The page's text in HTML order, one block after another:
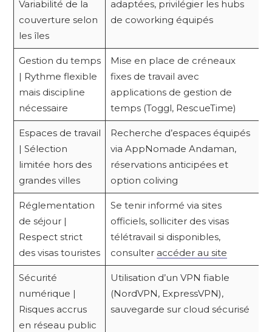
Variabilité de la
couverture selon
les îles
adaptées, privilégier les hubs
de coworking équipés
Gestion du temps
| Rythme flexible
mais discipline
nécessaire
Mise en place de créneaux
fixes de travail avec
applications de gestion de
temps (Toggl, RescueTime)
Espaces de travail
| Sélection
limitée hors des
grandes villes
Recherche d’espaces équipés
via AppNomade Andaman,
réservations anticipées et
option coliving
Réglementation
de séjour |
Respect strict
des visas touristes
Se tenir informé via sites
officiels, solliciter des visas
télétravail si disponibles,
consulter accéder au site
Sécurité
numérique |
Risques accrus
en réseau public
Utilisation d’un VPN fiable
(NordVPN, ExpressVPN),
sauvegarde sur cloud sécurisé